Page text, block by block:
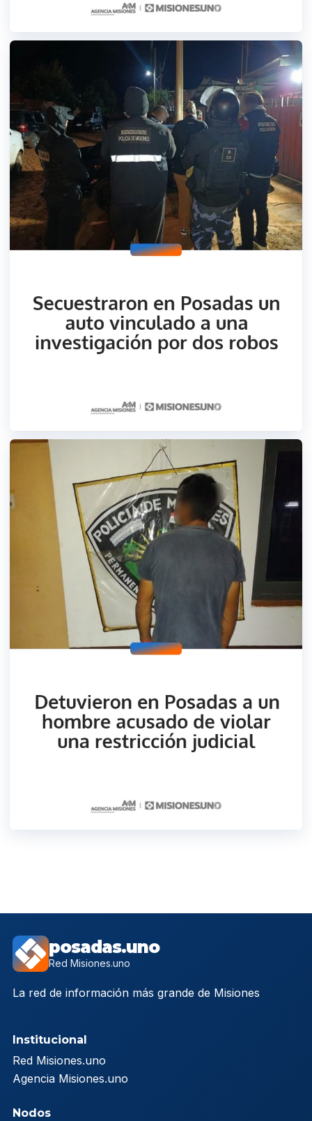
posadas.uno
Red Misiones.uno
La red de información más grande de Misiones
Institucional
Red Misiones.uno
Agencia Misiones.uno
Nodos